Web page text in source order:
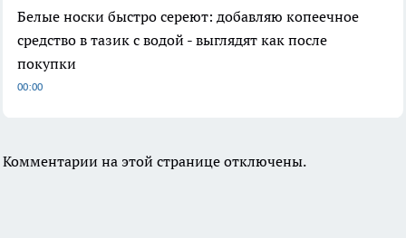
Белые носки быстро сереют: добавляю копеечное
средство в тазик с водой - выглядят как после
покупки
00:00
Комментарии на этой странице отключены.